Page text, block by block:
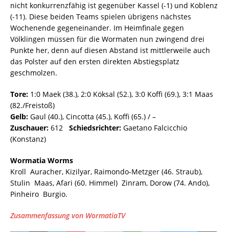
nicht konkurrenzfähig ist gegenüber Kassel (-1) und Koblenz
(-11). Diese beiden Teams spielen übrigens nächstes
Wochenende gegeneinander. Im Heimfinale gegen
Völklingen müssen für die Wormaten nun zwingend drei
Punkte her, denn auf diesen Abstand ist mittlerweile auch
das Polster auf den ersten direkten Abstiegsplatz
geschmolzen.
Tore: 1:0 Maek (38.), 2:0 Köksal (52.), 3:0 Koffi (69.), 3:1 Maas
(82./Freistoß)
Gelb: Gaul (40.), Cincotta (45.), Koffi (65.) / –
Zuschauer: 612 Schiedsrichter: Gaetano Falcicchio
(Konstanz)
Wormatia Worms
Kroll  Auracher, Kizilyar, Raimondo-Metzger (46. Straub),
Stulin  Maas, Afari (60. Himmel)  Zinram, Dorow (74. Ando),
Pinheiro  Burgio.
Zusammenfassung von WormatiaTV